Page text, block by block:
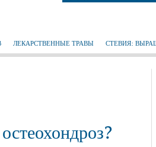
ЛЕКАРСТВЕННЫЕ ТРАВЫ СТЕВИЯ: